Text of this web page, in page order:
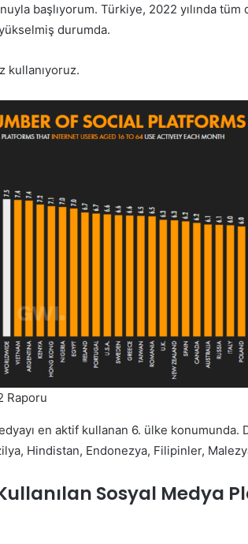
başlıyorum. Türkiye, 2022 yılında tüm
durumda.
kullanıyoruz.
Raporu
en aktif kullanan 6. ülke konumunda.
Hindistan, Endonezya, Filipinler,
Sosyal Medya